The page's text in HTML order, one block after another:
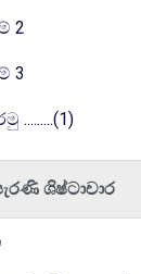
2
3
.........(1)
ශිෂ්ටාචාර